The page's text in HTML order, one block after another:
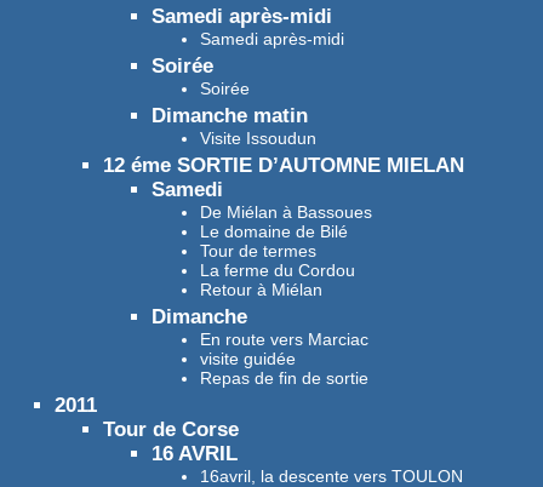
Samedi après-midi
Samedi après-midi
Soirée
Soirée
Dimanche matin
Visite Issoudun
12 éme SORTIE D’AUTOMNE MIELAN
Samedi
De Miélan à Bassoues
Le domaine de Bilé
Tour de termes
La ferme du Cordou
Retour à Miélan
Dimanche
En route vers Marciac
visite guidée
Repas de fin de sortie
2011
Tour de Corse
16 AVRIL
16avril, la descente vers TOULON